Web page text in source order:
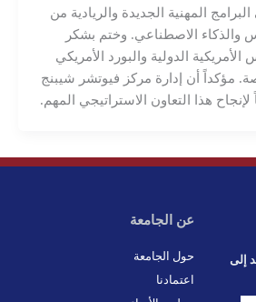
المهنية الجديدة والريادية من
والذكاء الاصطناعي. وختم بشكر
الأمريكية الدولية والبورد الأمريكي
مؤكداً أن إدارة مركز فيوتشر شيبنج
هذا التعاون الاستراتيجي المهم.
إلى
L
عن الجامعة
حول الجامعة
اعتمادنا